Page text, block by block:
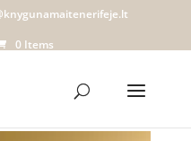
0 Items
LISABONOJE, Erich